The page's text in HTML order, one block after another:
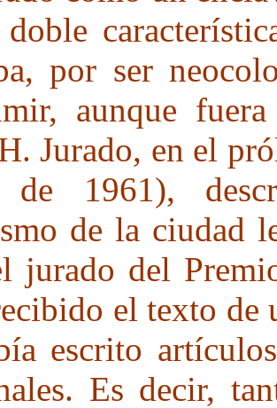
por ser
aunque
Jurado, en el
de 1961),
de la ciudad
jurado del
el texto de
escrito
Es decir,